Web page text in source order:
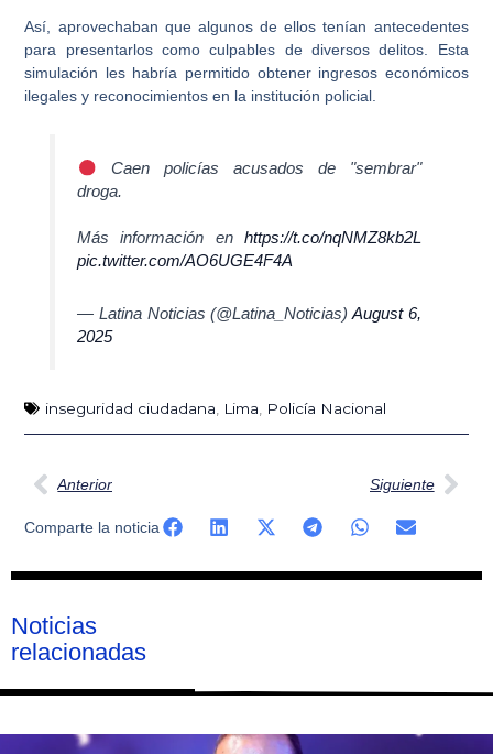
Así, aprovechaban que algunos de ellos tenían antecedentes
para presentarlos como culpables de diversos delitos . Esta
simulación les habría permitido obtener ingresos económicos
ilegales y reconocimientos en la institución policial.
Caen policías acusados de "sembrar"
droga.
Más información en https://t.co/nqNMZ8kb2L
pic.twitter.com/AO6UGE4F4A
— Latina Noticias (@Latina_Noticias)August 6,
2025
inseguridad ciudadana Lima Policía Nacional
Ant
Anterior Siguiente
Comparte la noticia
Noticias
relacionadas